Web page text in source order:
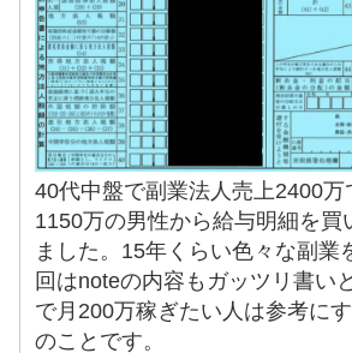
40代中盤で副業法人売上2400万
1150万の男性から給与明細を買
ました。15年くらい色々な副業
回はnoteの内容もガッツリ書い
で月200万稼ぎたい人は参考に
のことです。